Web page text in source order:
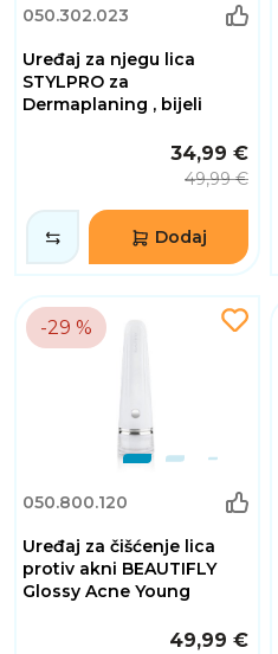
050.302.023
Uređaj za njegu lica
STYLPRO za
Dermaplaning , bijeli
34,99 €
49,99 €
Dodaj
-29 %
050.800.120
Uređaj za čišćenje lica
protiv akni BEAUTIFLY
Glossy Acne Young
49,99 €